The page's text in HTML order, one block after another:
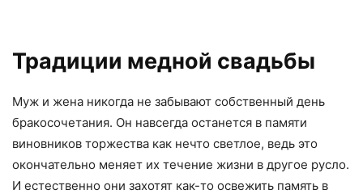
Традиции медной свадьбы
Муж и жена никогда не забывают собственный день
бракосочетания. Он навсегда останется в памяти
виновников торжества как нечто светлое, ведь это
окончательно меняет их течение жизни в другое русло.
И естественно они захотят как-то освежить память в